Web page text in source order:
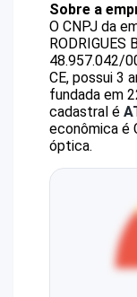
Sobre a
O CNPJ da
RODRIGUES
48.957.042/
CE, possui 3
fundada em
cadastral é
econômica é
óptica.